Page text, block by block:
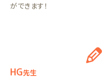
ができます！
HG先生